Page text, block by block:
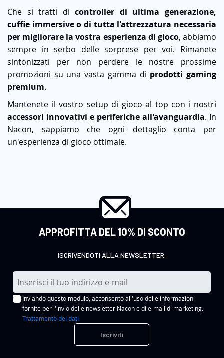
Che si tratti dicontroller di ultima generazione,
cuffie immersive o di tutta l'attrezzatura necessaria
per migliorare la vostra esperienza di gioco, abbiamo
sempre in serbo delle sorprese per voi. Rimanete
sintonizzati per non perdere le nostre prossime
promozioni su una vasta gamma di prodotti gaming
premium.
Mantenete il vostro setup di gioco al top con i nostri
accessori innovativi e periferiche all'avanguardia. In
Nacon, sappiamo che ogni dettaglio conta per
un'esperienza di gioco ottimale.
APPROFITTA DEL 10% DI SCONTO
ISCRIVENDOTI ALLA NEWSLETTER.
I
s
c
Inviando questo modulo, acconsento all'uso delle informazioni
fornite per l'invio delle newsletter Nacon e di e-mail di marketing.
Trattamento dei dati
Iscriviti